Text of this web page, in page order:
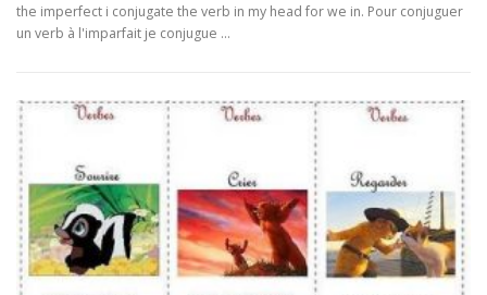
the imperfect i conjugate the verb in my head for we in. Pour conjuguer
un verb à l'imparfait je conjugue …